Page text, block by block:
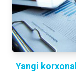
Yangi